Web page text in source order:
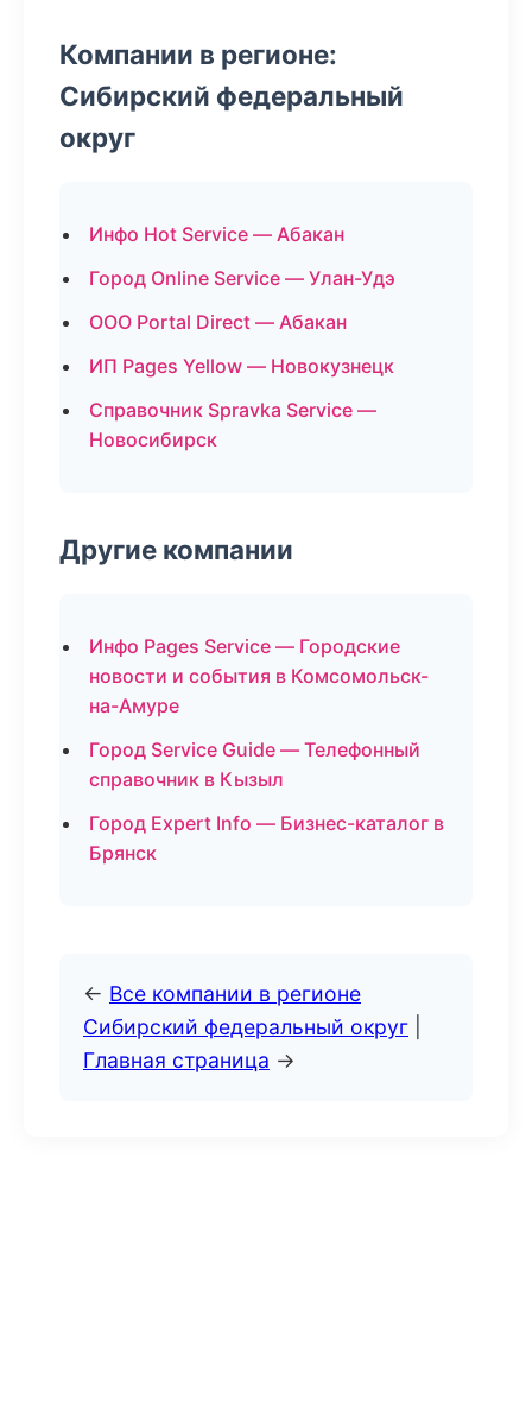
Компании в регионе:
Сибирский федеральный
округ
Инфо Hot Service — Абакан
Город Online Service — Улан-Удэ
ООО Portal Direct — Абакан
ИП Pages Yellow — Новокузнецк
Справочник Spravka Service —
Новосибирск
Другие компании
Инфо Pages Service — Городские
новости и события в Комсомольск-
на-Амуре
Город Service Guide — Телефонный
справочник в Кызыл
Город Expert Info — Бизнес-каталог в
Брянск
← Все компании в регионе
Сибирский федеральный округ
Главная страница →